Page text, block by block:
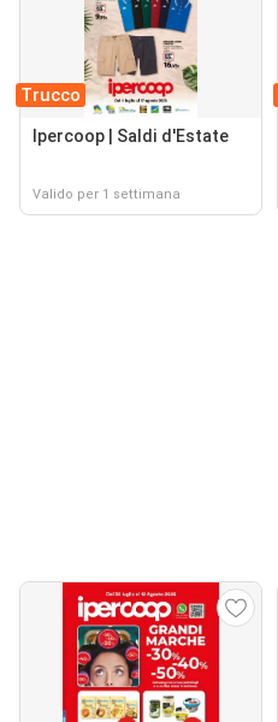
Trucco
Ipercoop | Saldi d'Estate
Valido per 1 settimana